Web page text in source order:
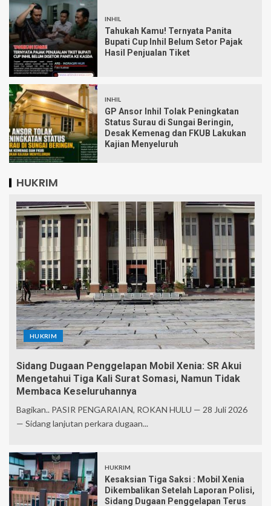
INHIL
Tahukah Kamu! Ternyata Panita
Bupati Cup Inhil Belum Setor Pajak
Hasil Penjualan Tiket
INHIL
GP Ansor Inhil Tolak Peningkatan
Status Surau di Sungai Beringin,
Desak Kemenag dan FKUB Lakukan
Kajian Menyeluruh
HUKRIM
HUKRIM
Sidang Dugaan Penggelapan Mobil Xenia: SR Akui
Mengetahui Tiga Kali Surat Somasi, Namun Tidak
Membaca Keseluruhannya
Bagikan.. PASIR PENGARAIAN, ROKAN HULU — 28 Juli 2026
— Sidang lanjutan perkara dugaan...
HUKRIM
Kesaksian Tiga Saksi : Mobil Xenia
Dikembalikan Setelah Laporan Polisi,
Sidang Dugaan Penggelapan Terus